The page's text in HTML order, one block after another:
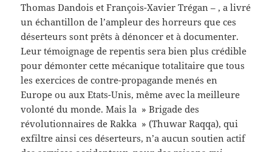
Thomas Dandois et François-Xavier Trégan – , a livré
un échantillon de l’ampleur des horreurs que ces
déserteurs sont prêts à dénoncer et à documenter.
Leur témoignage de repentis sera bien plus crédible
pour démonter cette mécanique totalitaire que tous
les exercices de contre-propagande menés en
Europe ou aux Etats-Unis, même avec la meilleure
volonté du monde. Mais la » Brigade des
révolutionnaires de Rakka » (Thuwar Raqqa), qui
exfiltre ainsi ces déserteurs, n’a aucun soutien actif